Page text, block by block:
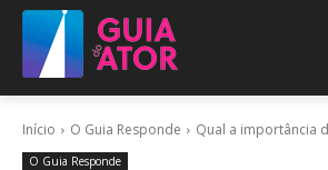
Início O Guia Responde Qual a importância
O Guia Responde